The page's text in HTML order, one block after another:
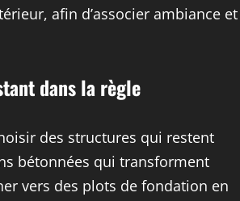
afin d’associer ambiance et
dans la règle
des structures qui restent
bétonnées qui transforment
vers des plots de fondation en